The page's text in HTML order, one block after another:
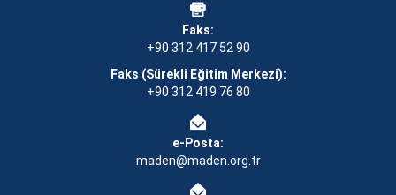
Faks:
+90 312 417 52 90
Faks (Sürekli Eğitim Merkezi):
+90 312 419 76 80
e-Posta:
maden@maden.org.tr